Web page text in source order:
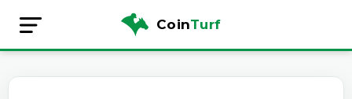
CoinTurf